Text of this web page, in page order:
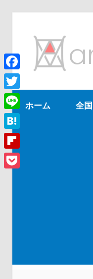
ン
ツ
へ
ス
キ
ッ
プ
を
見
ホーム 全
Facebook
Twitter
Line
Hatena
Flipboard